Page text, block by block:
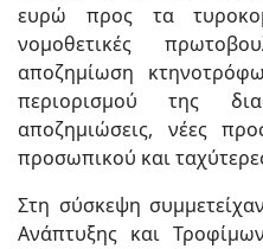
ευρώ προς τα
νομοθετικές
αποζημίωση
περιορισμού της
αποζημιώσεις, νέες
προσωπικού και
Στη σύσκεψη
Ανάπτυξης και